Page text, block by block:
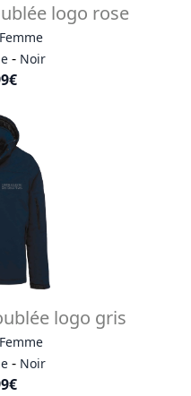
logo rose
Femme
- Noir
logo gris
Femme
- Noir